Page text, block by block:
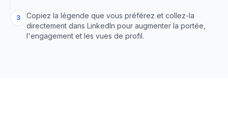
3
Copiez la légende que vous préférez et collez-la
directement dans LinkedIn pour augmenter la portée,
l'engagement et les vues de profil.